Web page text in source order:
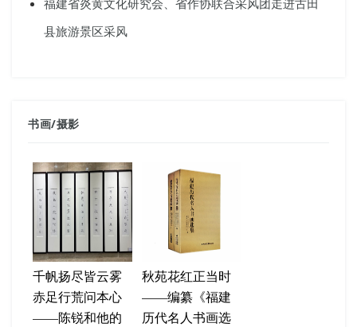
福建省炎黄文化研究会、省作协联合采风团走进古田
县旅游景区采风
书画/摄影
千帆扬尽皆云雾
赤足行荒问本心
——陈锐和他的
秋苑花红正当时
——编纂《福建
历代名人书画选